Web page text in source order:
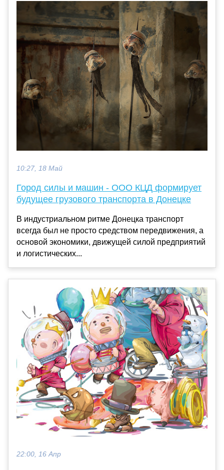
10:27, 18 Май
Город силы и машин - ООО КЦД формирует
будущее грузового транспорта в Донецке
В индустриальном ритме Донецка транспорт
всегда был не просто средством передвижения, а
основой экономики, движущей силой предприятий
и логистических...
22:00, 16 Апр